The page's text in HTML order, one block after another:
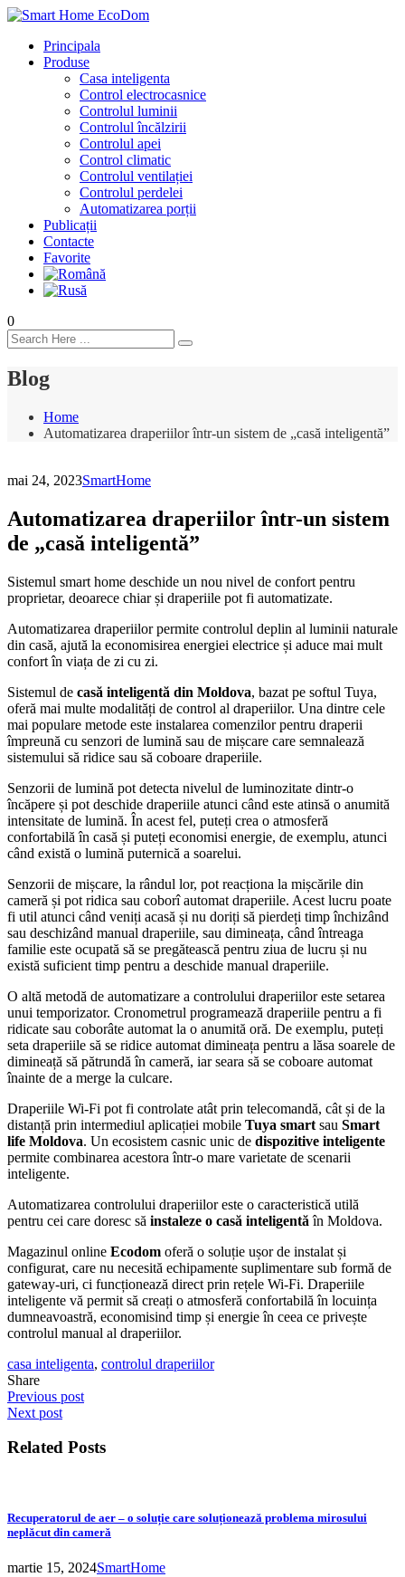
Principala
Produse
Casa inteligenta
Control electrocasnice
Controlul luminii
Controlul încălzirii
Controlul apei
Control climatic
Controlul ventilației
Сontrolul perdelei
Automatizarea porții
Publicații
Contacte
Favorite
0
Blog
Home
Automatizarea draperiilor într-un sistem de „casă inteligentă”
mai 24, 2023SmartHome
Automatizarea draperiilor într-un sistem
de „casă inteligentă”
Sistemul smart home deschide un nou nivel de confort pentru
proprietar, deoarece chiar și draperiile pot fi automatizate.
Automatizarea draperiilor permite controlul deplin al luminii naturale
din casă, ajută la economisirea energiei electrice și aduce mai mult
confort în viața de zi cu zi.
Sistemul de casă inteligentă din Moldova, bazat pe softul Tuya,
oferă mai multe modalități de control al draperiilor. Una dintre cele
mai populare metode este instalarea comenzilor pentru draperii
împreună cu senzori de lumină sau de mișcare care semnalează
sistemului să ridice sau să coboare draperiile.
Senzorii de lumină pot detecta nivelul de luminozitate dintr-o
încăpere și pot deschide draperiile atunci când este atinsă o anumită
intensitate de lumină. În acest fel, puteți crea o atmosferă
confortabilă în casă și puteți economisi energie, de exemplu, atunci
când există o lumină puternică a soarelui.
Senzorii de mișcare, la rândul lor, pot reacționa la mișcările din
cameră și pot ridica sau coborî automat draperiile. Acest lucru poate
fi util atunci când veniți acasă și nu doriți să pierdeți timp închizând
sau deschizând manual draperiile, sau dimineața, când întreaga
familie este ocupată să se pregătească pentru ziua de lucru și nu
există suficient timp pentru a deschide manual draperiile.
O altă metodă de automatizare a controlului draperiilor este setarea
unui temporizator. Cronometrul programează draperiile pentru a fi
ridicate sau coborâte automat la o anumită oră. De exemplu, puteți
seta draperiile să se ridice automat dimineața pentru a lăsa soarele de
dimineață să pătrundă în cameră, iar seara să se coboare automat
înainte de a merge la culcare.
Draperiile Wi-Fi pot fi controlate atât prin telecomandă, cât și de la
distanță prin intermediul aplicației mobile Tuya smart sau Smart
life Moldova. Un ecosistem casnic unic de dispozitive inteligente
permite combinarea acestora într-o mare varietate de scenarii
inteligente.
Automatizarea controlului draperiilor este o caracteristică utilă
pentru cei care doresc să instaleze o casă inteligentă în Moldova.
Magazinul online Ecodom oferă o soluție ușor de instalat și
configurat, care nu necesită echipamente suplimentare sub formă de
gateway-uri, ci funcționează direct prin rețele Wi-Fi. Draperiile
inteligente vă permit să creați o atmosferă confortabilă în locuința
dumneavoastră, economisind timp și energie în ceea ce privește
controlul manual al draperiilor.
casa inteligenta, controlul draperiilor
Share
Previous post
Next post
Related Posts
Recuperatorul de aer – o soluție care soluționează problema mirosului
neplăcut din cameră
martie 15, 2024SmartHome